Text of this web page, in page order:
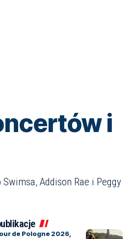
i
Addison Rae i Peggy
de Pologne 2026,